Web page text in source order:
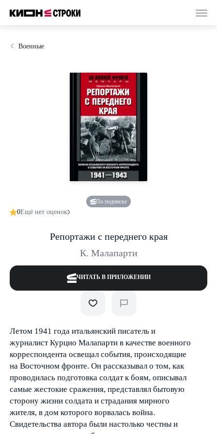
Военные
По подписке
0Ещё нет оценок
Репортажи с переднего края
К. Малапарти
ЧИТАТЬ В ПРИЛОЖЕНИИ
Летом 1941 года итальянский писатель и
журналист Курцио Малапарти в качестве военного
корреспондента освещал события, происходящие
на Восточном фронте. Он рассказывал о том, как
проводилась подготовка солдат к боям, описывал
самые жестокие сражения, представлял бытовую
сторону жизни солдата и страдания мирного
жителя, в дом которого ворвалась война.
Свидетельства автора были настолько честны и